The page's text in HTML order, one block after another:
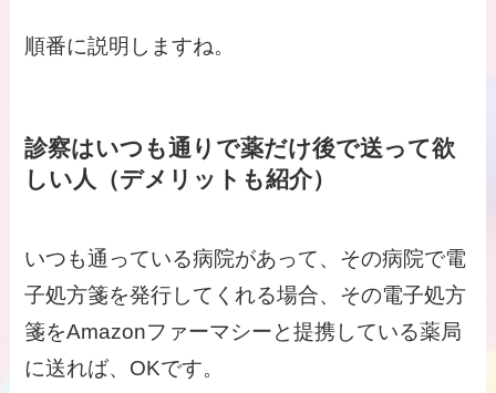
順番に説明しますね。
診察はいつも通りで薬だけ後で送って欲
しい人（デメリットも紹介）
いつも通っている病院があって、その病院で電
子処方箋を発行してくれる場合、その電子処方
箋をAmazonファーマシーと提携している薬局
に送れば、OKです。